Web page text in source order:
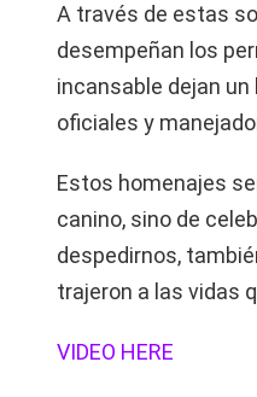
A través de estas
desempeñan los
incansable dejan
oficiales y
Estos homenajes
canino, sino de
despedirnos,
trajeron a las vidas
VIDEO HERE